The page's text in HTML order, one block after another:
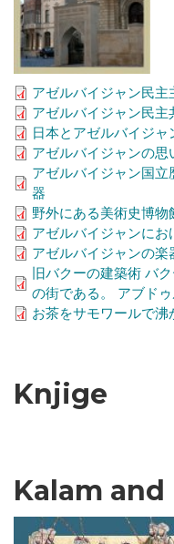
アゼルバイジャン民主
アゼルバイジャン民主
日本とアゼルバイジ
アゼルバイジャンの思
アゼルバイジャン国
器
野外にある美術史博物
アゼルバイジャンにお
アゼルバイジャンの楽
旧バクーの建築術 バ
の街である。 アブド
お茶をサモワールで沸
Knjige
Kalam and